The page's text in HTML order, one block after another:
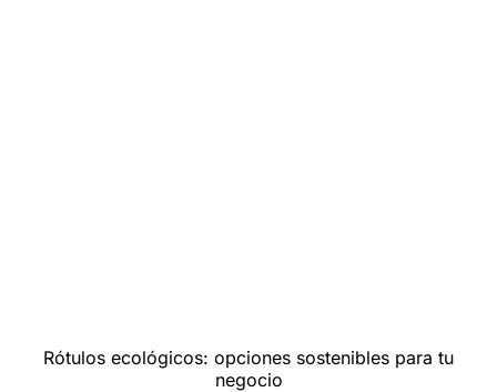
Rótulos ecológicos: opciones sostenibles para tu
negocio